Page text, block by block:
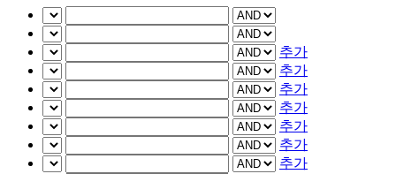
추가
추가
추가
추가
추가
추가
추가